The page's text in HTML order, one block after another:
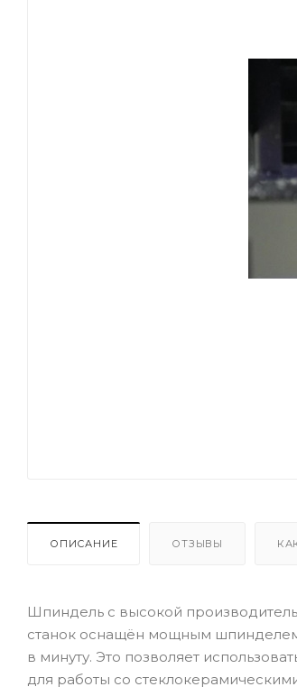
ОПИСАНИЕ ОТЗЫВЫ
Шпиндель с высокой
станок оснащён мощным
в минуту. Это позволяет
для работы со